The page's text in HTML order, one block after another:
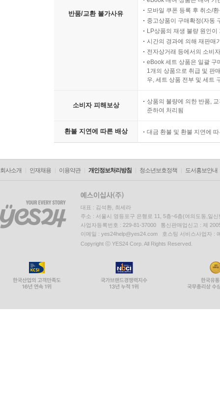
반품/교환 불가사유
모바일 쿠폰 등록 후 취소/
중고상품이 구매확정(자동
LP상품의 재생 불량 원인
시간의 경과에 의해 재판매
전자상거래 등에서의 소비
eBook 세트 상품은 일괄 구
1개의 상품으로 취급 및 판
우, 세트 상품 전부 및 세트
소비자 피해보상
상품의 불량에 의한 반품,
준하여 처리됨
환불 지연에 따른 배상 대금 환불 및 환불 지연에
회사소개 인재채용 이용약관 개인정보처리방침 청소년보호정책 도서홍보안내
대표 : 김석환, 최세라
주소 : 서울시 영등포구 은행로 11, 5층~6층(여의도동,일신
사업자등록번호 : 229-81-37000 통신판매업신고 : 제
이메일 : yes24help@yes24.com 호스팅 서비스사업자 :
Copyright ⓒ YES24 Corp. All Rights Reserved.